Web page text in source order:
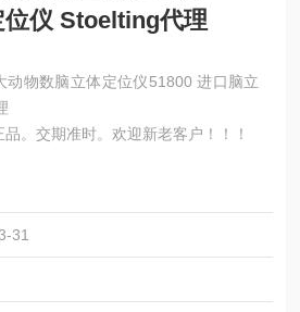
位仪 Stoelting代理
动物数脑立体定位仪51800 进口脑立
。交期准时。欢迎新老客户！！！
31